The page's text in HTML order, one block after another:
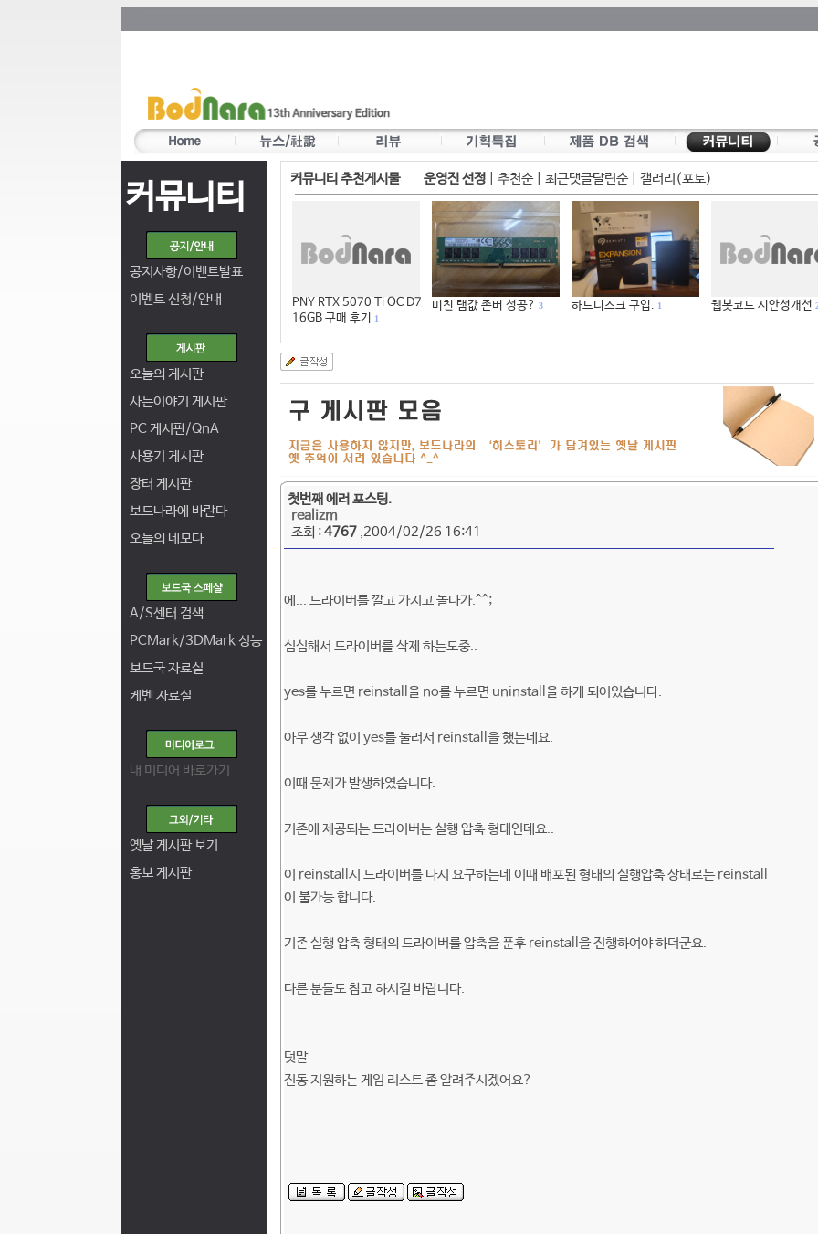
커뮤니티
공지사항/이벤트발표
이벤트 신청/안내
오늘의 게시판
사는이야기 게시판
PC 게시판/QnA
사용기 게시판
장터 게시판
보드나라에 바란다
오늘의 네모다
A/S센터 검색
PCMark/3DMark 성능
보드국 자료실
케벤 자료실
내 미디어 바로가기
옛날 게시판 보기
홍보 게시판
커뮤니티 추천게시물 운영진 선정 추천순| 최근댓글달린순| 갤러리(포토)
PNY RTX 5070 Ti OC D7
16GB 구매 후기
1
미친 램값 존버 성공? 3 하드디스크 구입. 1 웹봇코드 시안성개선 2
첫번째 에러 포스팅.
realizm
조회 :4767 ,2004/02/26 16:41
에... 드라이버를 깔고 가지고 놀다가.^^;
심심해서 드라이버를 삭제 하는도중..
yes를 누르면 reinstall을 no를 누르면 uninstall을 하게 되어있습니다.
아무 생각 없이 yes를 눌러서 reinstall을 했는데요.
이때 문제가 발생하였습니다.
기존에 제공되는 드라이버는 실행 압축 형태인데요..
이 reinstall시 드라이버를 다시 요구하는데 이때 배포된 형태의 실행압축 상태로는 reinstall
이 불가능 합니다.
기존 실행 압축 형태의 드라이버를 압축을 푼후 reinstall을 진행하여야 하더군요.
다른 분들도 참고 하시길 바랍니다.
덧말
진동 지원하는 게임 리스트 좀 알려주시겠어요?